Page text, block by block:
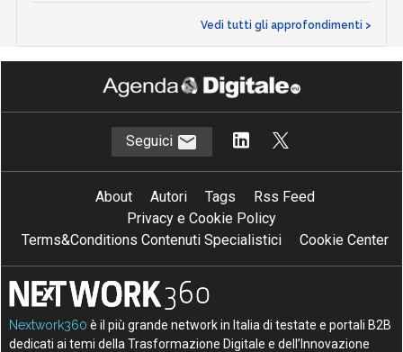
Vedi tutti gli approfondimenti >
Seguici
About Autori Tags
Rss Feed
Privacy e Cookie Policy
Terms&Conditions Contenuti Specialistici
Cookie Center
Nextwork360 è il più grande network in Italia di testate e portali B2B
dedicati ai temi della Trasformazione Digitale e dell’Innovazione